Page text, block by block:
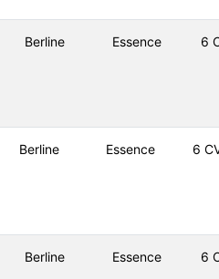
Berline Essence 6
Berline Essence 6
Berline Essence 6